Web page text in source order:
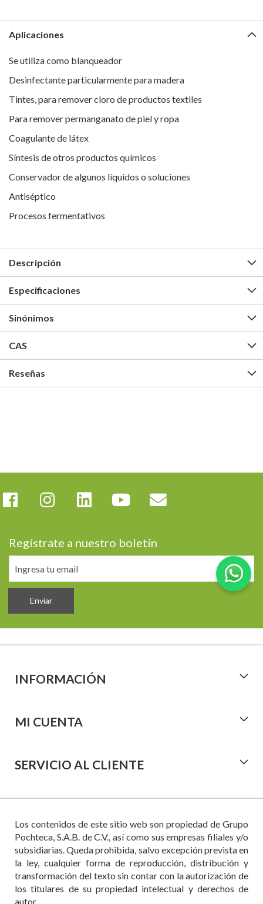
Aplicaciones
Se utiliza como blanqueador
Desinfectante particularmente para madera
Tintes, para remover cloro de productos textiles
Para remover permanganato de piel y ropa
Coagulante de látex
Síntesis de otros productos químicos
Conservador de algunos líquidos o soluciones
Antiséptico
Procesos fermentativos
Descripción
Especificaciones
Sinónimos
CAS
Reseñas
Regístrate a nuestro boletín
Enviar
INFORMACIÓN
MI CUENTA
SERVICIO AL CLIENTE
Los contenidos de este sitio web son propiedad de Grupo
Pochteca, S.A.B. de C.V., así como sus empresas filiales y/o
subsidiarias. Queda prohibida, salvo excepción prevista en
la ley, cualquier forma de reproducción, distribución y
transformación del texto sin contar con la autorización de
los titulares de su propiedad intelectual y derechos de
autor.